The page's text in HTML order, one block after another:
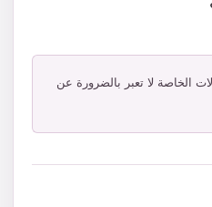
الخاصة لا تعبر بالضرورة عن